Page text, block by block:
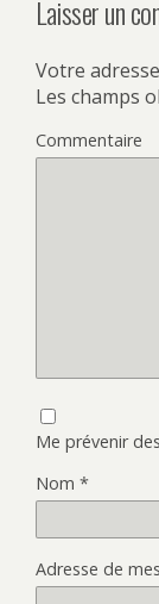
Laisser un
Votre
Les champs
Commentaire
Me prévenir
Nom *
Adresse de